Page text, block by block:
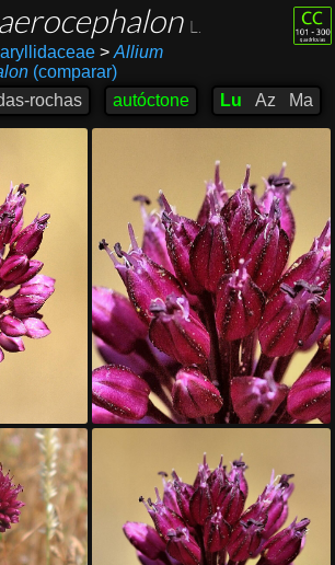
> Allium
(comparar)
rochas
autóctone Lu Az Ma